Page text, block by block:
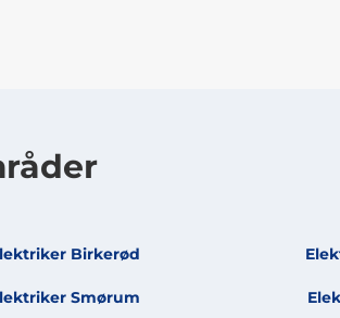
Birkerød
Smørum